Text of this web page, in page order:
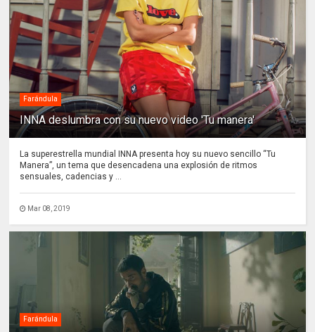
Farándula
INNA deslumbra con su nuevo video 'Tu manera'
La superestrella mundial INNA presenta hoy su nuevo sencillo “Tu
Manera”, un tema que desencadena una explosión de ritmos
sensuales, cadencias y ...
Mar 08, 2019
Farándula